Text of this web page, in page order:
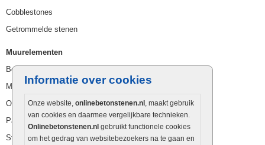
Informatie over cookies
Onze website, onlinebetonstenen.nl , maakt gebruik
van cookies en daarmee vergelijkbare technieken.
Onlinebetonstenen.nl gebruikt functionele cookies
om het gedrag van websitebezoekers na te gaan en
Cobblestones
Getrommelde stenen
Muurelementen
Betonbielzen
Muurstenen
Opsluitbanden
Palissaden
Stapelblokken